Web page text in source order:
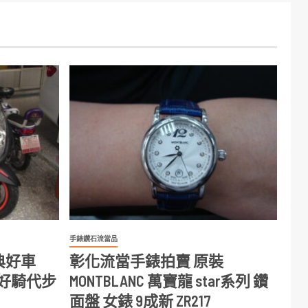
好車
騎代步
手錶鑽石流當品
彰化流當手錶拍賣 原裝
MONTBLANC 萬寶龍 star系列 鑽
面盤 女錶 9成新 ZR217